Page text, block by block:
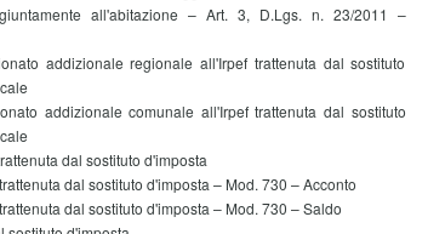
all'abitazione – Art. 3, D.Lgs. n. 23/2011 –
addizionale regionale all'Irpef trattenuta dal sostituto
addizionale comunale all'Irpef trattenuta dal sostituto
dal sostituto d'imposta
dal sostituto d'imposta – Mod. 730 – Acconto
dal sostituto d'imposta – Mod. 730 – Saldo